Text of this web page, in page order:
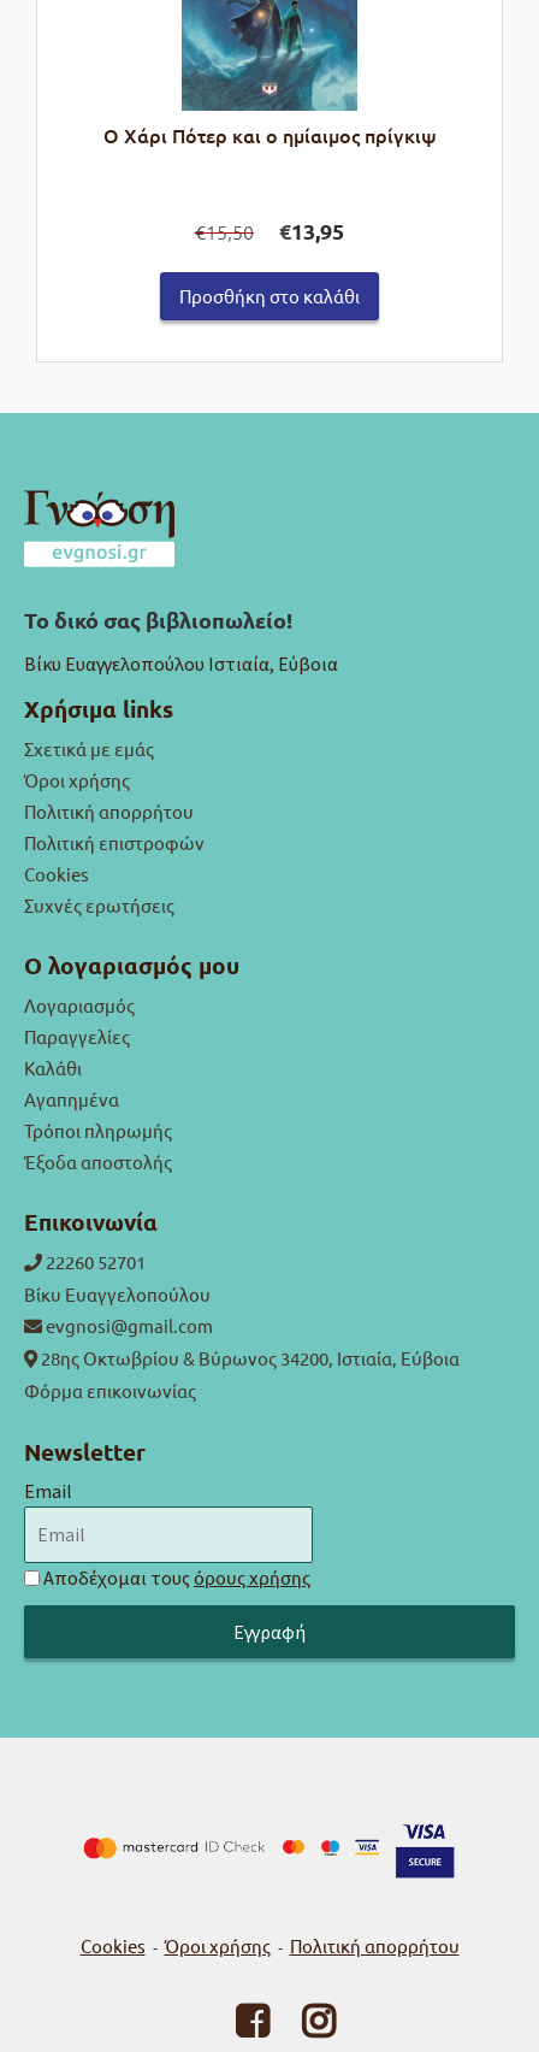
Ο Χάρι Πότερ και ο ημίαιμος πρίγκιψ
€15,50
price
was:
€15,50.
€13,95
τιμή
είναι:
€13,95.
Προσθήκη στο καλάθι
Το δικό σας βιβλιοπωλείο!
Βίκυ Ευαγγελοπούλου Ιστιαία, Εύβοια
Χρήσιμα links
Σχετικά με εμάς
Όροι χρήσης
Πολιτική απορρήτου
Πολιτική επιστροφών
Cookies
Συχνές ερωτήσεις
Ο λογαριασμός μου
Λογαριασμός
Παραγγελίες
Καλάθι
Αγαπημένα
Τρόποι πληρωμής
Έξοδα αποστολής
Επικοινωνία
22260 52701
Βίκυ Ευαγγελοπούλου
evgnosi@gmail.com
28ης Οκτωβρίου & Βύρωνος 34200, Ιστιαία, Εύβοια
Φόρμα επικοινωνίας
Newsletter
Email
Αποδέχομαι τους όρους χρήσης
Cookies - Όροι χρήσης - Πολιτική απορρήτου